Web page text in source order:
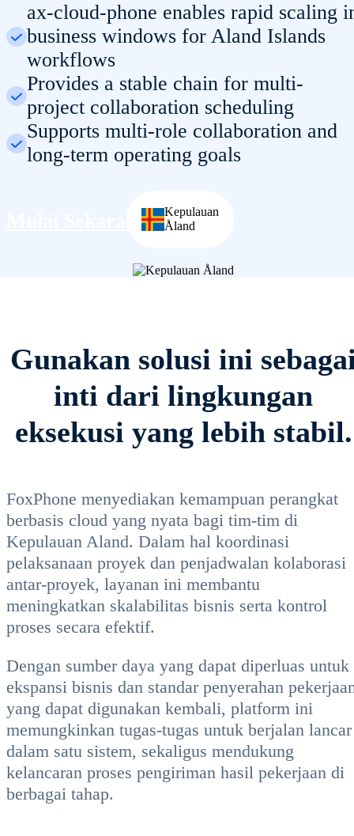
ax-cloud-phone enables rapid scaling
business windows for Aland Islands
workflows
Provides a stable chain for multi-
project collaboration scheduling
Supports multi-role collaboration and
long-term operating goals
Mulai Sekarang
Kepulauan
Åland
Gunakan solusi ini
inti dari lingkungan
eksekusi yang lebih stabil.
FoxPhone menyediakan kemampuan perangkat
berbasis cloud yang nyata bagi tim-tim di
Kepulauan Aland. Dalam hal koordinasi
pelaksanaan proyek dan penjadwalan kolaborasi
antar-proyek, layanan ini membantu
meningkatkan skalabilitas bisnis serta kontrol
proses secara efektif.
Dengan sumber daya yang dapat diperluas untuk
ekspansi bisnis dan standar penyerahan
yang dapat digunakan kembali, platform ini
memungkinkan tugas-tugas untuk berjalan lancar
dalam satu sistem, sekaligus mendukung
kelancaran proses pengiriman hasil pekerjaan di
berbagai tahap.